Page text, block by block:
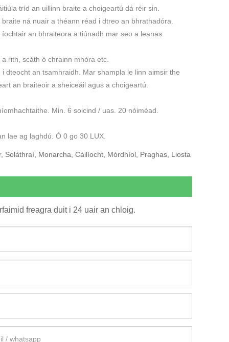
tríd an uillinn braite a choigeartú dá réir sin.
ná nuair a théann réad i dtreo an bhrathadóra.
an bhraiteora a tiúnadh mar seo a leanas:
rith, scáth ó chrainn mhóra etc.
an tsamhraidh. Mar shampla le linn aimsir the
an braiteoir a sheiceáil agus a choigeartú.
Min. 6 soicind / uas. 20 nóiméad.
lae ag laghdú. Ó 0 go 30 LUX.
Soláthraí, Monarcha, Cáilíocht, Mórdhíol, Praghas, Liosta
freagra duit i 24 uair an chloig.